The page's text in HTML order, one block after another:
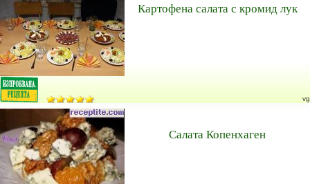
Картофена салата с кромид лук
vg
Салата Копенхаген